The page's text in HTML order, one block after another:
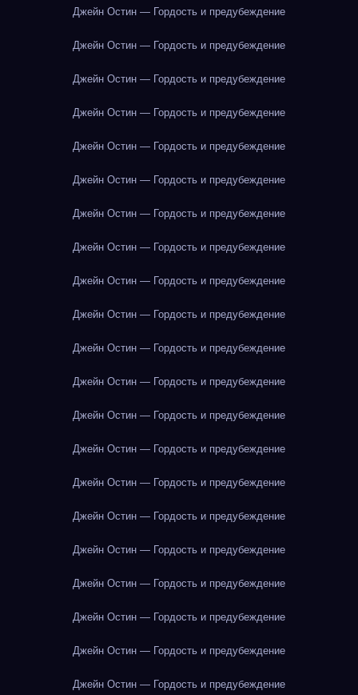
Джейн Остин — Гордость и предубеждение
Джейн Остин — Гордость и предубеждение
Джейн Остин — Гордость и предубеждение
Джейн Остин — Гордость и предубеждение
Джейн Остин — Гордость и предубеждение
Джейн Остин — Гордость и предубеждение
Джейн Остин — Гордость и предубеждение
Джейн Остин — Гордость и предубеждение
Джейн Остин — Гордость и предубеждение
Джейн Остин — Гордость и предубеждение
Джейн Остин — Гордость и предубеждение
Джейн Остин — Гордость и предубеждение
Джейн Остин — Гордость и предубеждение
Джейн Остин — Гордость и предубеждение
Джейн Остин — Гордость и предубеждение
Джейн Остин — Гордость и предубеждение
Джейн Остин — Гордость и предубеждение
Джейн Остин — Гордость и предубеждение
Джейн Остин — Гордость и предубеждение
Джейн Остин — Гордость и предубеждение
Джейн Остин — Гордость и предубеждение